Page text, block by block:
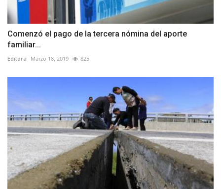
Comenzó el pago de la tercera nómina del aporte
familiar...
Editora Marzo 18, 2019 825